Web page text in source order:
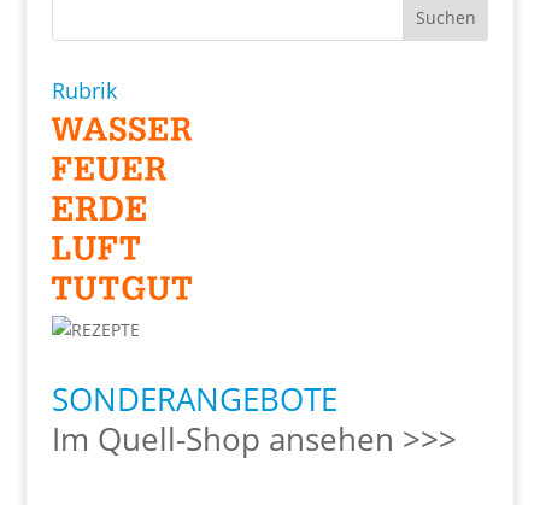
Rubrik
SONDERANGEBOTE
Im Quell-Shop ansehen >>>